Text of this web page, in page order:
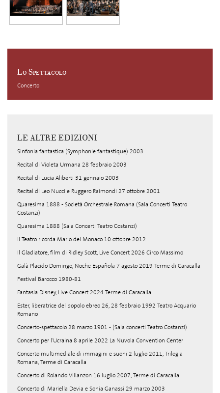
Lo Spettacolo
Concerto
LE ALTRE EDIZIONI
Sinfonia fantastica (Symphonie fantastique) 2003
Recital di Violeta Urmana 28 febbraio 2003
Recital di Lucia Aliberti 31 gennaio 2003
Recital di Leo Nucci e Ruggero Raimondi 27 ottobre 2001
Quaresima 1888 - Società Orchestrale Romana (Sala Concerti Teatro
Costanzi)
Quaresima 1888 (Sala Concerti Teatro Costanzi)
Il Teatro ricorda Mario del Monaco 10 ottobre 2012
Il Gladiatore, film di Ridley Scott, Live Concert 2026 Circo Massimo
Galà Placido Domingo, Noche Española 7 agosto 2019 Terme di Caracalla
Festival Barocco 1980-81
Fantasia Disney, Live Concert 2024 Terme di Caracalla
Ester, liberatrice del popolo ebreo 26, 28 febbraio 1992 Teatro Acquario
Romano
Concerto-spettacolo 28 marzo 1901 - (Sala concerti Teatro Costanzi)
Concerto per l'Ucraina 8 aprile 2022 La Nuvola Convention Center
Concerto multimediale di immagini e suoni 2 luglio 2011, Trilogia
Romana, Terme di Caracalla
Concerto di Rolando Villanzon 16 luglio 2007, Terme di Caracalla
Concerto di Mariella Devia e Sonia Ganassi 29 marzo 2003